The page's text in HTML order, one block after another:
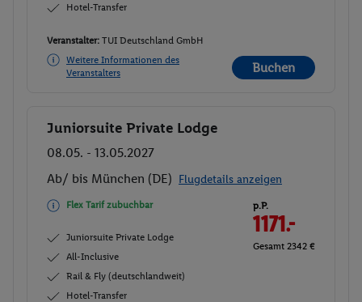
Hotel-Transfer
Veranstalter: TUI Deutschland GmbH
Weitere Informationen des
Veranstalters
Buchen
Buchen
Juniorsuite Private Lodge
08.05. - 13.05.2027
Ab/ bis München (DE) Flugdetails anzeigen
Flex Tarif zubuchbar
Juniorsuite Private Lodge
All-Inclusive
Rail & Fly (deutschlandweit)
Hotel-Transfer
p.P.
1171.-
Gesamt 2342 €